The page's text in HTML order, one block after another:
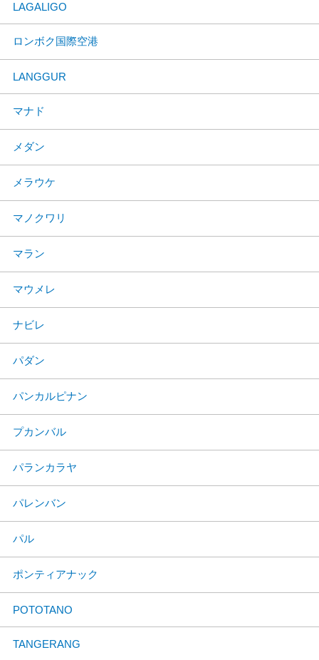
LAGALIGO
ロンボク国際空港
LANGGUR
マナド
メダン
メラウケ
マノクワリ
マラン
マウメレ
ナビレ
パダン
パンカルピナン
プカンバル
パランカラヤ
パレンバン
パル
ポンティアナック
POTOTANO
TANGERANG